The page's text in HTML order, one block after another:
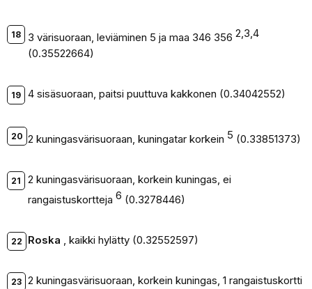
3 värisuoraan, leviäminen 5 ja maa 346 356 2,3,4
(0.35522664)
4 sisäsuoraan, paitsi puuttuva kakkonen (0.34042552)
2 kuningasvärisuoraan, kuningatar korkein 5 (0.33851373)
2 kuningasvärisuoraan, korkein kuningas, ei
rangaistuskortteja 6 (0.3278446)
Roska , kaikki hylätty (0.32552597)
2 kuningasvärisuoraan, korkein kuningas, 1 rangaistuskortti